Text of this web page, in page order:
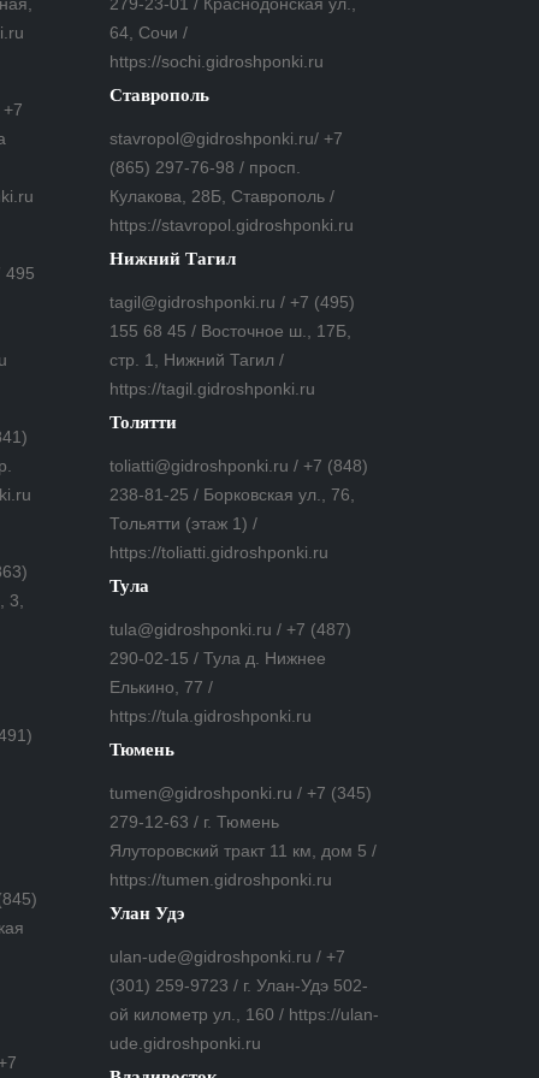
495
3,
279-23-01 / Краснодонская ул.,
64, Сочи /
https://sochi.gidroshponki.ru
Ставрополь
stavropol@gidroshponki.ru/ +7
(865) 297-76-98 / просп.
Кулакова, 28Б, Ставрополь /
https://stavropol.gidroshponki.ru
Нижний Тагил
tagil@gidroshponki.ru / +7 (495)
155 68 45 / Восточное ш., 17Б,
стр. 1, Нижний Тагил /
https://tagil.gidroshponki.ru
Толятти
toliatti@gidroshponki.ru / +7 (848)
238-81-25 / Борковская ул., 76,
Тольятти (этаж 1) /
https://toliatti.gidroshponki.ru
Тула
tula@gidroshponki.ru / +7 (487)
290-02-15 / Тула д. Нижнее
Елькино, 77 /
https://tula.gidroshponki.ru
Тюмень
tumen@gidroshponki.ru / +7 (345)
279-12-63 / г. Тюмень
Ялуторовский тракт 11 км, дом 5 /
https://tumen.gidroshponki.ru
Улан Удэ
ulan-ude@gidroshponki.ru / +7
(301) 259-9723 / г. Улан-Удэ 502-
ой километр ул., 160 / https://ulan-
ude.gidroshponki.ru